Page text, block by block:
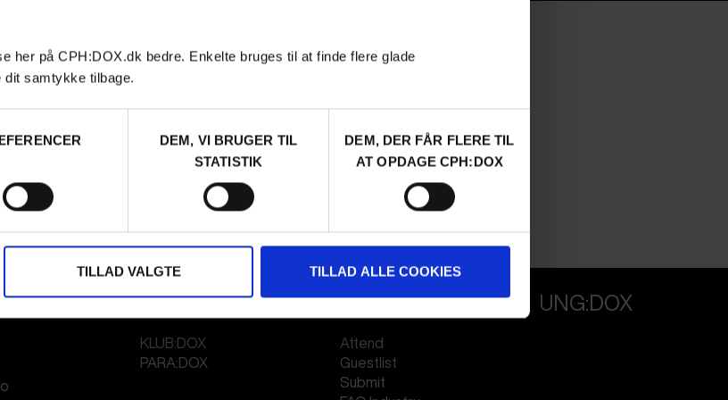
her på CPH:DOX.dk bedre. Enkelte bruges til at finde flere glade
samtykke tilbage.
DEM, VI BRUGER TIL
STATISTIK
DEM, DER FÅR FLERE TIL
AT OPDAGE CPH:DOX
TILLAD VALGTE TILLAD ALLE COOKIES
21.30,
kan vi på
2026
STREAMING
KLUB:DOX
PARA:DOX
PROFESSIONALS
Attend
Guestlist
Submit
UNG:DOX